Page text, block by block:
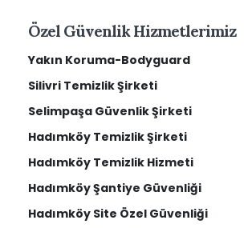
Özel Güvenlik Hizmetlerimiz
Yakın Koruma-Bodyguard
Silivri Temizlik Şirketi
Selimpaşa Güvenlik Şirketi
Hadımköy Temizlik Şirketi
Hadımköy Temizlik Hizmeti
Hadımköy Şantiye Güvenliği
Hadımköy Site Özel Güvenliği